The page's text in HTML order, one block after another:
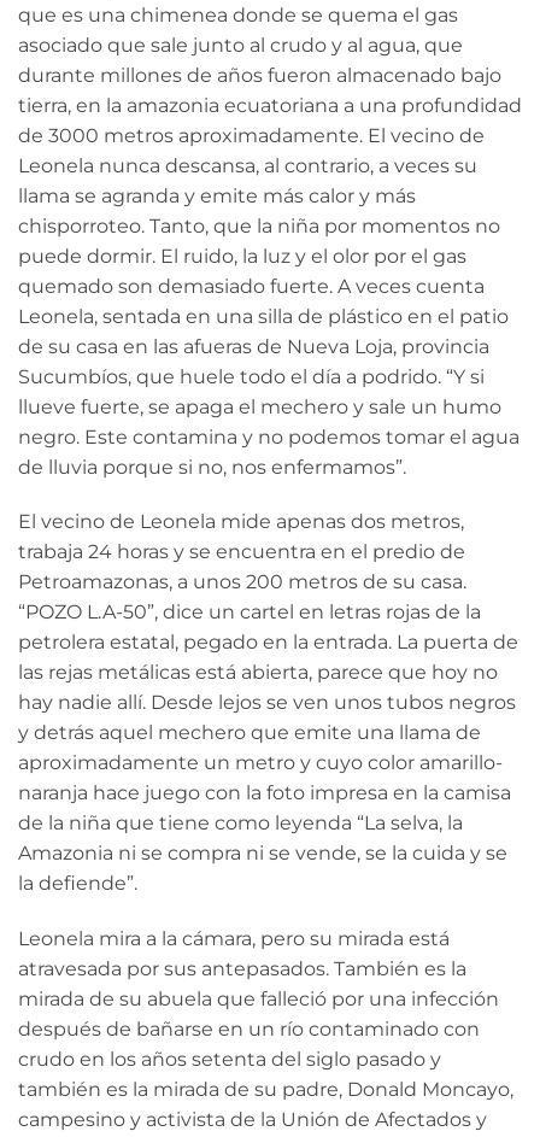
que es una chimenea donde se quema el gas
asociado que sale junto al crudo y al agua, que
durante millones de años fueron almacenado bajo
tierra, en la amazonia ecuatoriana a una profundidad
de 3000 metros aproximadamente. El vecino de
Leonela nunca descansa, al contrario, a veces su
llama se agranda y emite más calor y más
chisporroteo. Tanto, que la niña por momentos no
puede dormir. El ruido, la luz y el olor por el gas
quemado son demasiado fuerte. A veces cuenta
Leonela, sentada en una silla de plástico en el patio
de su casa en las afueras de Nueva Loja, provincia
Sucumbíos, que huele todo el día a podrido. “Y si
llueve fuerte, se apaga el mechero y sale un humo
negro. Este contamina y no podemos tomar el agua
de lluvia porque si no, nos enfermamos”.
El vecino de Leonela mide apenas dos metros,
trabaja 24 horas y se encuentra en el predio de
Petroamazonas, a unos 200 metros de su casa.
“POZO L.A-50”, dice un cartel en letras rojas de la
petrolera estatal, pegado en la entrada. La puerta de
las rejas metálicas está abierta, parece que hoy no
hay nadie allí. Desde lejos se ven unos tubos negros
y detrás aquel mechero que emite una llama de
aproximadamente un metro y cuyo color amarillo-
naranja hace juego con la foto impresa en la camisa
de la niña que tiene como leyenda “La selva, la
Amazonia ni se compra ni se vende, se la cuida y se
la defiende”.
Leonela mira a la cámara, pero su mirada está
atravesada por sus antepasados. También es la
mirada de su abuela que falleció por una infección
después de bañarse en un río contaminado con
crudo en los años setenta del siglo pasado y
también es la mirada de su padre, Donald Moncayo,
campesino y activista de la Unión de Afectados y